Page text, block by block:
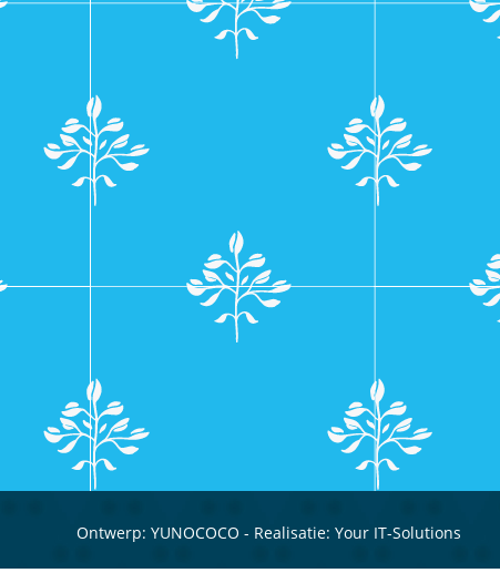
Ontwerp: YUNOCOCO - Realisatie: Your IT-Solutions